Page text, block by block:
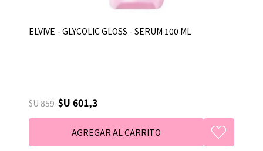
ELVIVE - GLYCOLIC GLOSS - SERUM 100 ML
$U 859 $U 601,3